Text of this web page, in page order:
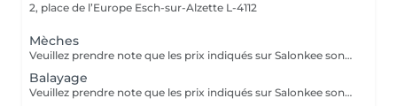
2, place de l’Europe Esch-sur-Alzette L-4112
Mèches
Veuillez prendre note que les prix indiqués sur Salonkee sont communiqués à titre informatif et s'entendent de base. Ces derniers sont susceptibles de varier selon le diagnostic réalisé à votre arrivée au salon et l'expertise du professionnel à qui vous confiez votre beauté. Dans tous les cas, un devis précis vous sera proposé et toutes réalisations de prestations seront effectuées avec votre accord. Un grand merci d'avance pour votre compréhension. Au plaisir de vous recevoir très vite.
Balayage
Veuillez prendre note que les prix indiqués sur Salonkee sont communiqués à titre informatif et s'entendent de base. Ces derniers sont susceptibles de varier selon le diagnostic réalisé à votre arrivée au salon et l'expertise du professionnel à qui vous confiez votre beauté. Dans tous les cas, un devis précis vous sera proposé et toutes réalisations de prestations seront effectuées avec votre accord. Un grand merci d'avance pour votre compréhension. Au plaisir de vous recevoir très vite.